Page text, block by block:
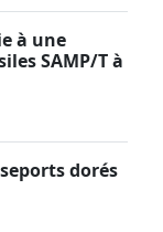
à une
SAMP/T à
dorés